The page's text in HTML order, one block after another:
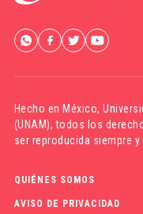
Hecho en México,
(UNAM), todos los
ser reproducida siempre
QUIÉNES SOMOS
AVISO DE PRIVACIDAD